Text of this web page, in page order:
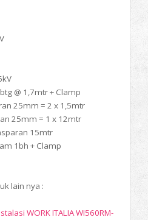
@ 1,7mtr + Clamp
25mm = 2 x 1,5mtr
25mm = 1 x 12mtr
15mtr
1bh + Clamp
lain nya :
WORK ITALIA WI560RM-